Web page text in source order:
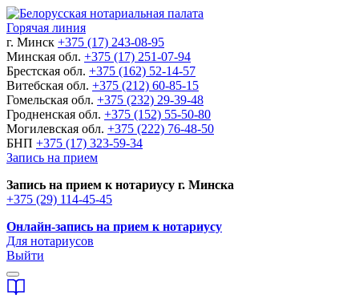
Горячая линия
г. Минск +375 (17) 243-08-95
Минская обл. +375 (17) 251-07-94
Брестская обл. +375 (162) 52-14-57
Витебская обл. +375 (212) 60-85-15
Гомельская обл. +375 (232) 29-39-48
Гродненская обл. +375 (152) 55-50-80
Могилевская обл. +375 (222) 76-48-50
БНП +375 (17) 323-59-34
Запись на прием
Запись на прием к нотариусу г. Минска
+375 (29) 114-45-45
Онлайн-запись на прием к нотариусу
Для нотариусов
Выйти